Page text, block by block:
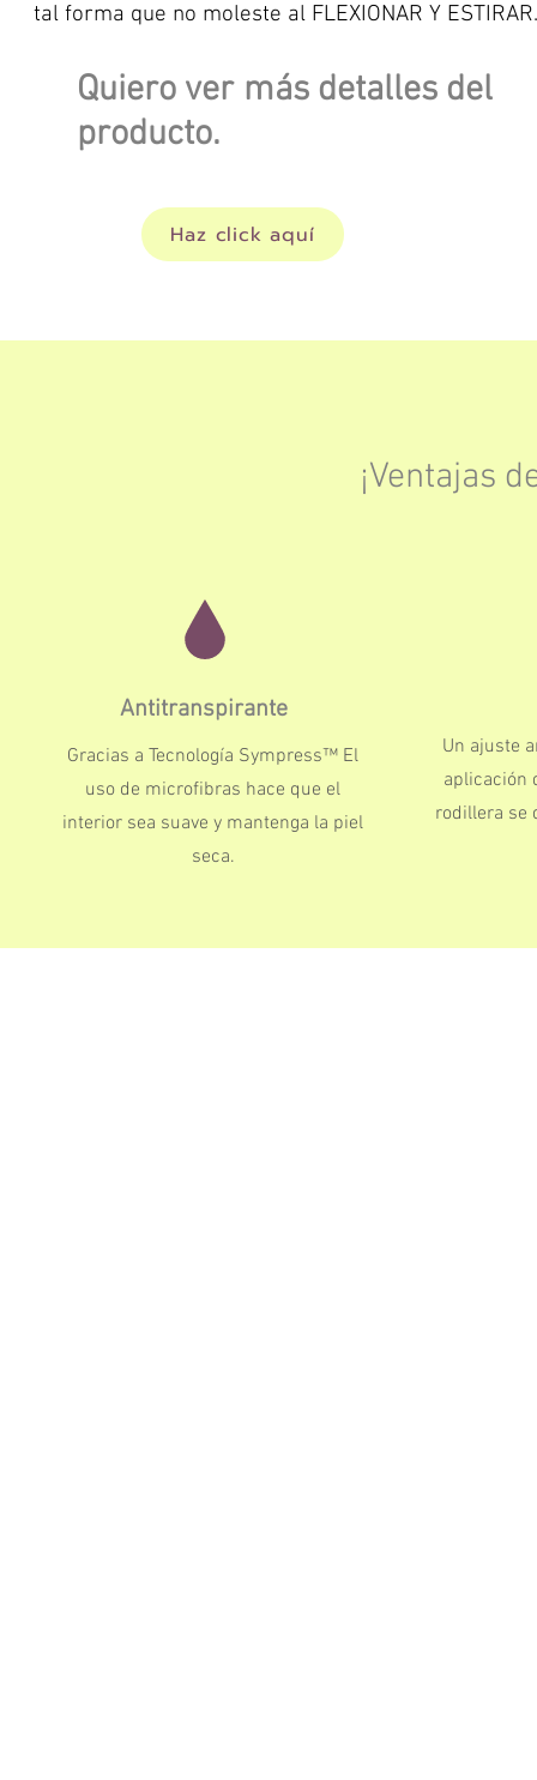
tal forma que no moleste al FLEXIONAR Y
Quiero ver más detalles del
producto.
Haz click aquí
¡Ventajas
Antitranspirante
Gracias a Tecnología Sympress™ El
uso de microfibras hace que el
interior sea suave y mantenga la piel
seca.
Un ajuste
aplicación
rodillera se